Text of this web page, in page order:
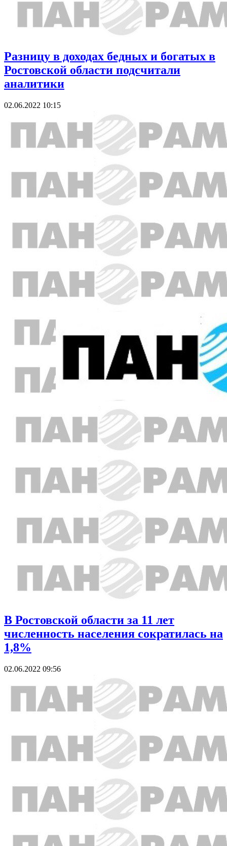
Разницу в доходах бедных и богатых в
Ростовской области подсчитали
аналитики
02.06.2022 10:15
В Ростовской области за 11 лет
численность населения сократилась на
1,8%
02.06.2022 09:56